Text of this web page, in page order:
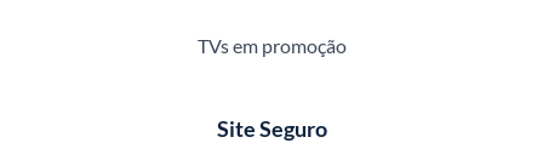
TVs em promoção
Site Seguro